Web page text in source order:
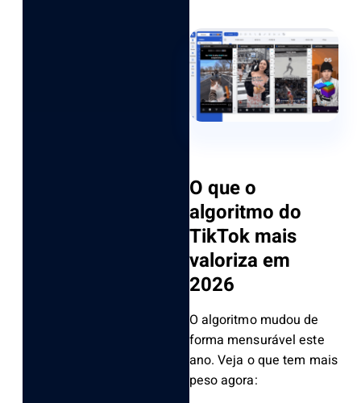
O que o
algoritmo do
TikTok mais
valoriza em
2026
O algoritmo mudou de
forma mensurável este
ano. Veja o que tem mais
peso agora: